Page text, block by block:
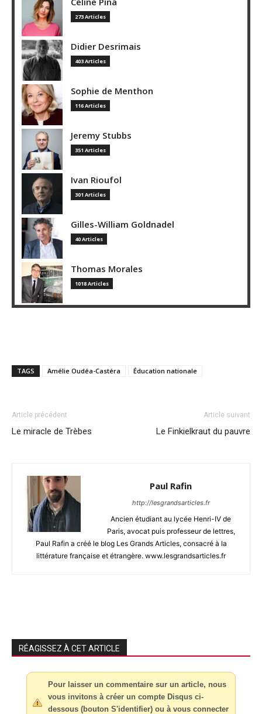
273 Articles
Didier Desrimais
403 Articles
Sophie de Menthon
116 Articles
Jeremy Stubbs
351 Articles
Ivan Rioufol
301 Articles
Gilles-William Goldnadel
40 Articles
Thomas Morales
1018 Articles
TAGS Amélie Oudéa-Castéra Éducation nationale
Article précédent
Le miracle de Trèbes
Article suivant
Le Finkielkraut du pauvre
Paul Rafin
http://lesgrandsarticles.fr
Ancien étudiant au lycée Henri-IV de
Paris, avocat puis professeur de lettres,
Paul Rafin a créé le blog Les Grands Articles, consacré à la
littérature française et étrangère. www.lesgrandsarticles.fr
RÉAGISSEZ À CET ARTICLE
Pour laisser un commentaire sur un article, nous
vous invitons à créer un compte Disqus ci-
dessous (bouton S'identifier) ou à vous connecter